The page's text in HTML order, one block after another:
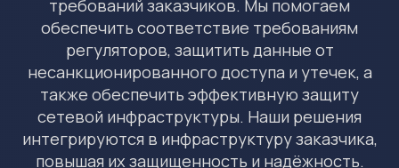
Проектирование
и внедрение